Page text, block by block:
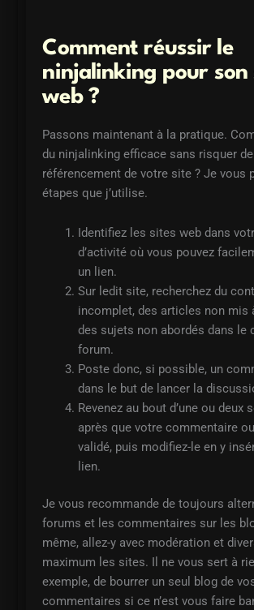
Comment réussir le
ninjalinking pour son
web ?
Passons maintenant à la pratique.
du ninjalinking efficace sans risquer
référencement de votre site ? Je vous
étapes que j’utilise.
Identifiez les sites web dans
d’activité où vous pouvez
un lien.
Sur ledit site, recherchez du
incomplet, des articles non mis
des sujets non abordés dans le
forum.
Poste donc, si possible, un
dans le but de lancer la
Revenez au bout d’une ou deux
après que votre commentaire
validé, puis modifiez-le en y
lien.
Je vous recommande de toujours
forums et les commentaires sur les
même, allez-y avec modération et
maximum les sites. Il ne vous sert à
exemple, de bourrer un seul blog de
commentaires si ce n’est vous faire